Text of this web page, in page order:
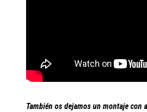
También os dejamos un montaje con